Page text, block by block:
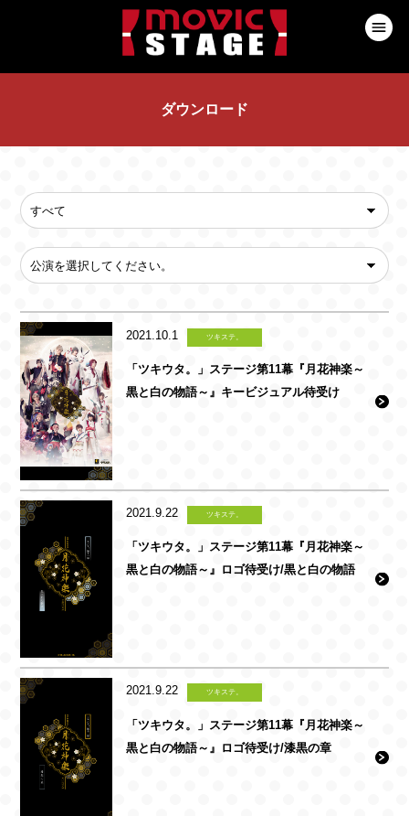
ダウンロード
2021.10.1 ツキステ。
「ツキウタ。」ステージ第11幕『月花神楽～
黒と白の物語～』キービジュアル待受け
2021.9.22 ツキステ。
「ツキウタ。」ステージ第11幕『月花神楽～
黒と白の物語～』ロゴ待受け/黒と白の物語
2021.9.22 ツキステ。
「ツキウタ。」ステージ第11幕『月花神楽～
黒と白の物語～』ロゴ待受け/漆黒の章